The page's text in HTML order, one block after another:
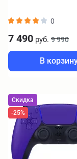
0
7 490 руб. 9 990
В
Скидка
-25%